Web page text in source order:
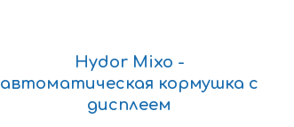
Hydor Mixo -
автоматическая кормушка с
дисплеем